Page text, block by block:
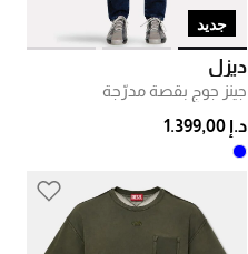
جديد
ديزل
جينز جوج بقصة مدرّجة
د.إ 1.399,00